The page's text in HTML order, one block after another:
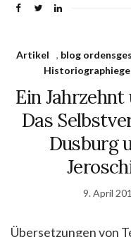
Artikel , blog
Ein
Das
Dusburg
9. April
Übersetzungen von